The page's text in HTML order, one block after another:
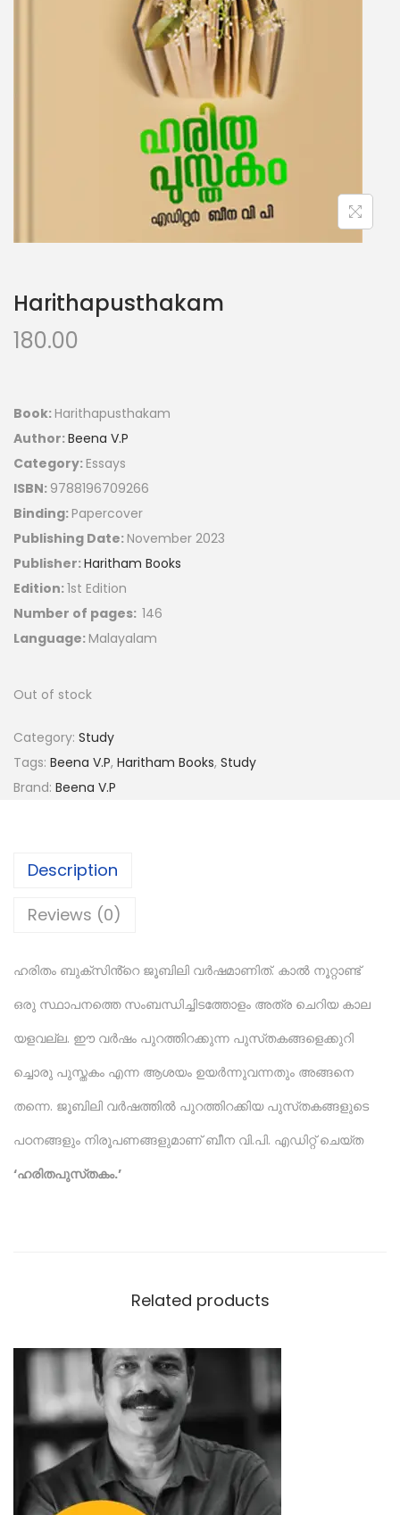
Harithapusthakam
180.00
Book: Harithapusthakam
Author:Beena V.P
Category: Essays
ISBN: 9788196709266
Binding: Papercover
Publishing Date: November 2023
Publisher:Haritham Books
Edition:1st Edition
Number of pages: 146
Language: Malayalam
Out of stock
Category: Study
Tags: Beena V.P, Haritham Books, Study
Brand: Beena V.P
Description
Reviews (0)
ഹരിതം ബുക്‌സിൻ്റെ ജൂബിലി വർഷമാണിത്. കാൽ നൂറ്റാണ്ട്
ഒരു സ്ഥാപനത്തെ സംബന്ധിച്ചിടത്തോളം അത്ര ചെറിയ കാല
യളവല്ല. ഈ വർഷം പുറത്തിറക്കുന്ന പുസ്‌തകങ്ങളെക്കുറി
ച്ചൊരു പുസ്ത‌കം എന്ന ആശയം ഉയർന്നുവന്നതും അങ്ങനെ
തന്നെ. ജൂബിലി വർഷത്തിൽ പുറത്തിറക്കിയ പുസ്‌തകങ്ങളുടെ
പഠനങ്ങളും നിരൂപണങ്ങളുമാണ് ബീന വി.പി. എഡിറ്റ് ചെയ്ത
‘ഹരിതപുസ്‌തകം.’
Related products